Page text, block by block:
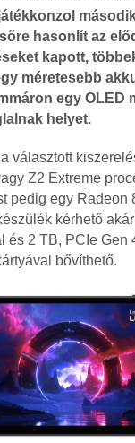
hasonlít az
kapott,
méretesebb
egy OLED
helyet.
választott
Z2 Extreme
pedig egy Radeon
kérhető
és 2 TB, PCIe Gen
bővíthető.